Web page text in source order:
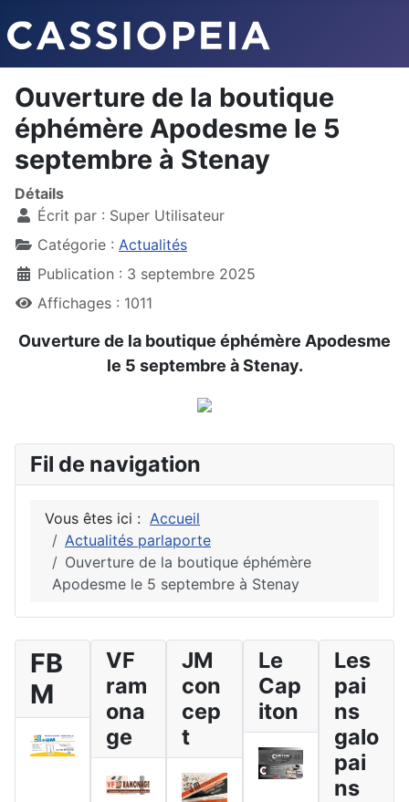
Fil de navigation
Vous êtes ici : Accueil
Actualités parlaporte
Ouverture de la boutique éphémère
Apodesme le 5 septembre à Stenay
Ouverture de la boutique
éphémère Apodesme le 5
septembre à Stenay
Détails
Écrit par : Super Utilisateur
Catégorie : Actualités
Publication : 3 septembre 2025
Affichages : 1011
Ouverture de la boutique éphémère Apodesme
le 5 septembre à Stenay.
FB
M
VF
ram
ona
ge
JM
con
cep
t
Le
Cap
iton
Les
pai
ns
galo
pai
ns